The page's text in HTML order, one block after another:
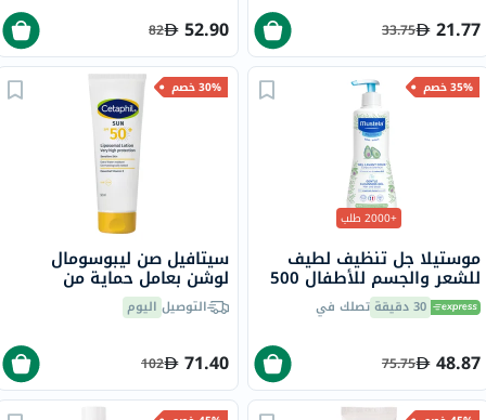
21.77
33.75
52.90
82
35% خصم
+2000 طلب
موستيلا جل تنظيف لطيف
للشعر والجسم للأطفال 500
مل 30 دقيقة تصلك في
48.87
75.75
30% خصم
سيتافيل صن ليبوسومال
لوشن بعامل حماية من
الشمس 50+ مرطب للوجه
والجسم للبشرة الحساسة،
التوصيل اليوم
71.40
102